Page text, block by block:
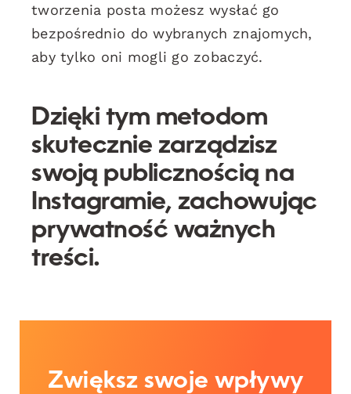
tworzenia posta możesz wysłać go
bezpośrednio do wybranych znajomych,
aby tylko oni mogli go zobaczyć.
Dzięki tym metodom
skutecznie zarządzisz
swoją publicznością na
Instagramie, zachowując
prywatność ważnych
treści.
Zwiększ swoje wpływy